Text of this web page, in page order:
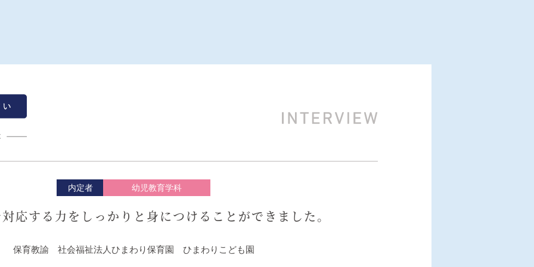
内定者 幼児教育学科
応する力をしっかりと身につけることができました。
保育教諭 社会福祉法人ひまわり保育園 ひまわりこども園